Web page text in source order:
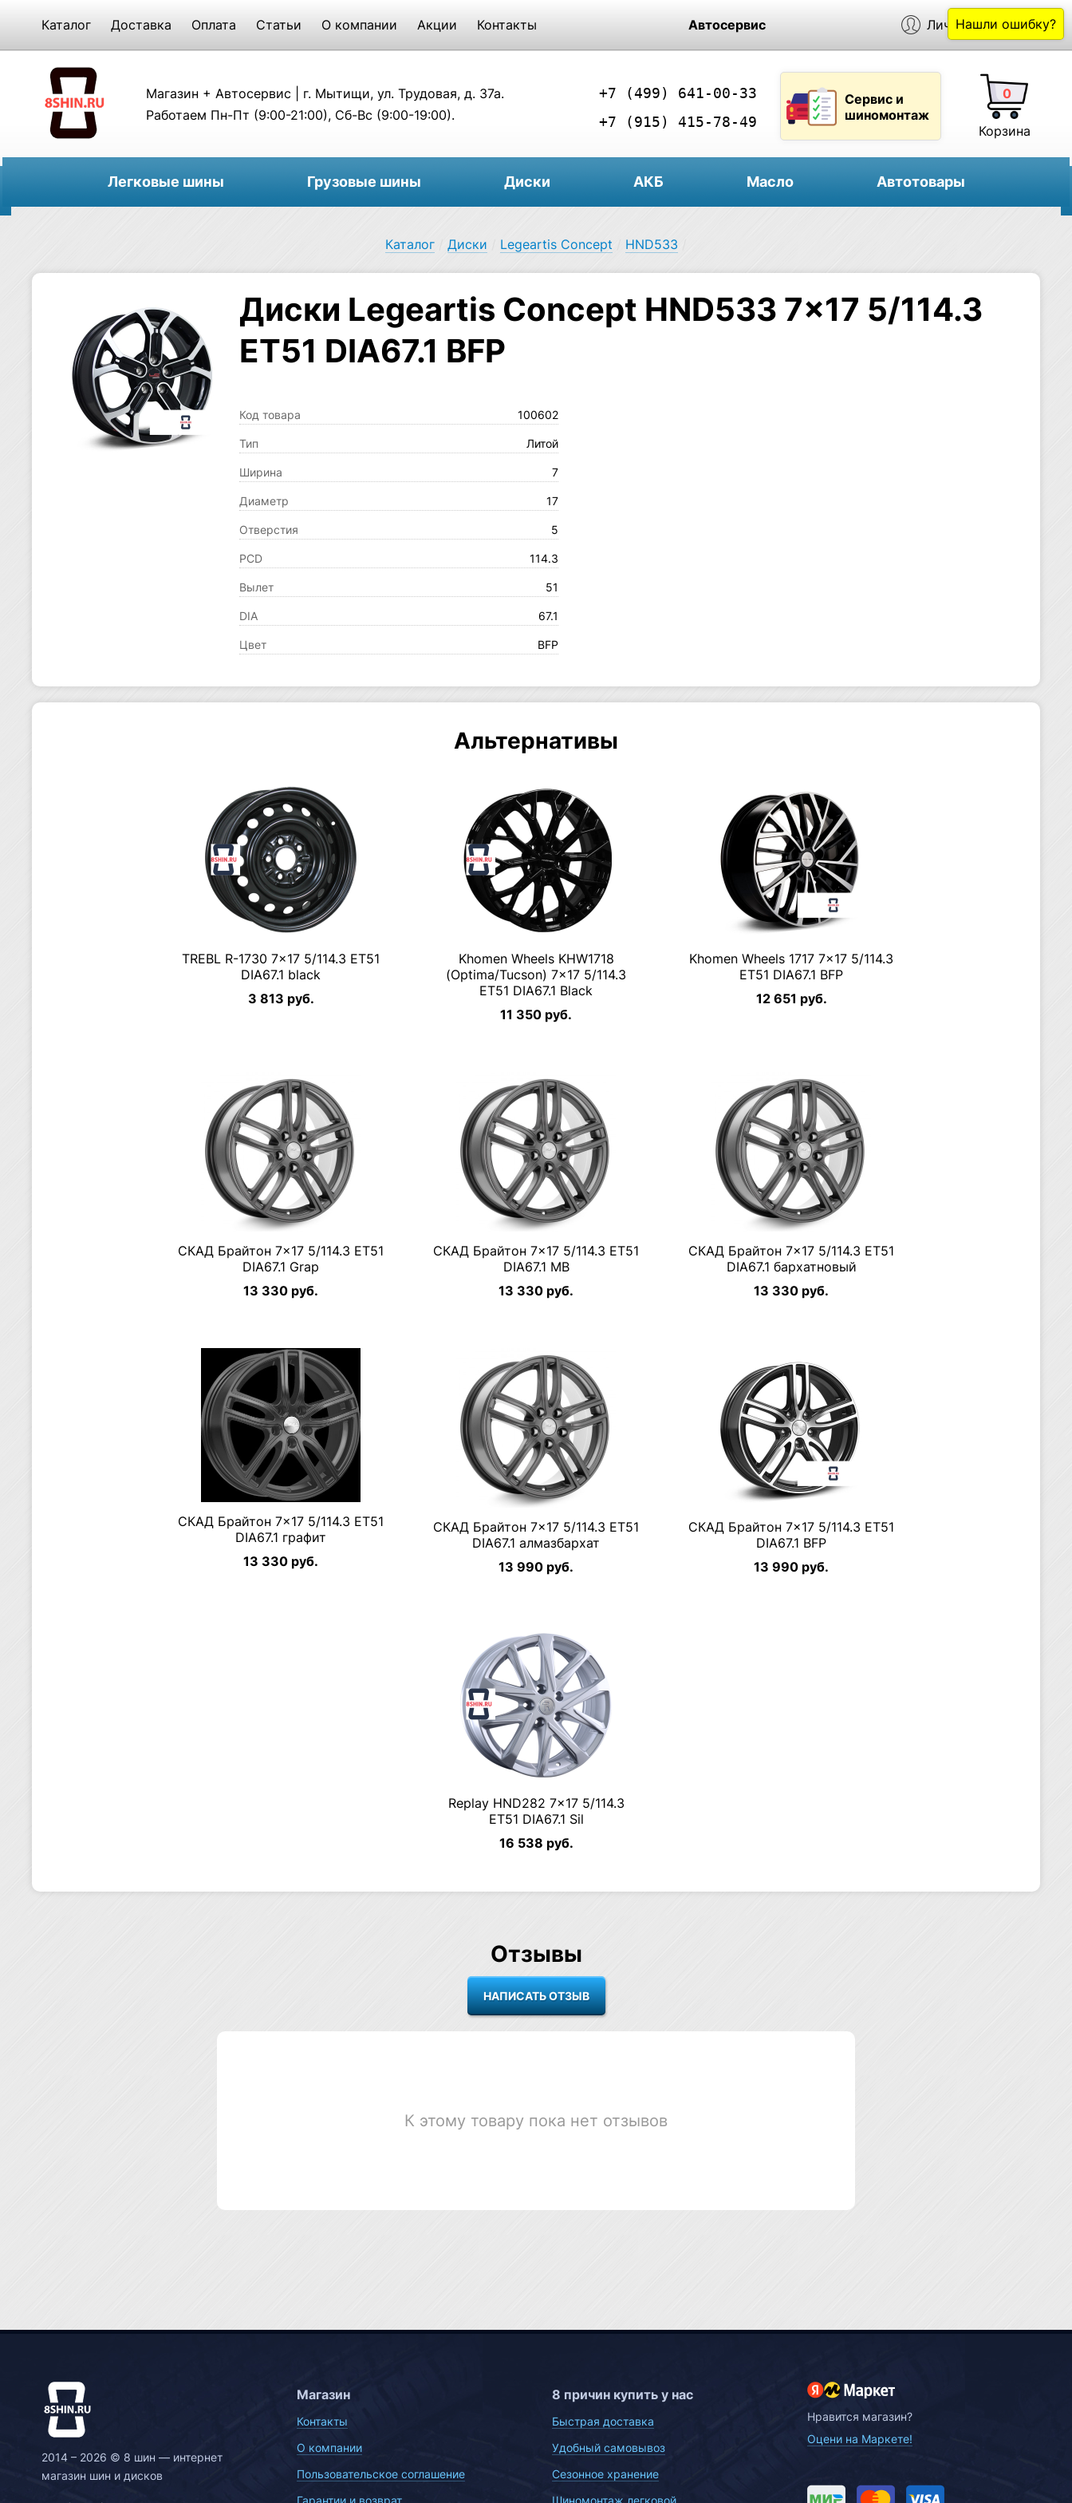
Каталог Доставка Оплата Статьи О компании Акции Контакты Автосервис Личный кабинет
Магазин + Автосервис | г. Мытищи, ул. Трудовая, д. 37а.
Работаем Пн-Пт (9:00-21:00), Сб-Вс (9:00-19:00).
+7 (499) 641-00-33
+7 (915) 415-78-49
Сервис и
шиномонтаж
0
Корзина
Легковые шины Грузовые шины Диски АКБ Масло Автотовары
Каталог Диски Legeartis Concept HND533
Диски Legeartis Concept HND533 7×17 5/114.3
ET51 DIA67.1 BFP
Код товара 100602
Тип Литой
Ширина 7
Диаметр 17
Отверстия 5
PCD 114.3
Вылет 51
DIA 67.1
Цвет BFP
Альтернативы
TREBL R-1730 7×17 5/114.3 ET51
DIA67.1 black
3 813 руб.
Khomen Wheels KHW1718
(Optima/Tucson) 7×17 5/114.3
ET51 DIA67.1 Black
11 350 руб.
Khomen Wheels 1717 7×17 5/114.3
ET51 DIA67.1 BFP
12 651 руб.
СКАД Брайтон 7×17 5/114.3 ET51
DIA67.1 Grap
13 330 руб.
СКАД Брайтон 7×17 5/114.3 ET51
DIA67.1 MB
13 330 руб.
СКАД Брайтон 7×17 5/114.3 ET51
DIA67.1 бархатновый
13 330 руб.
СКАД Брайтон 7×17 5/114.3 ET51
DIA67.1 графит
13 330 руб.
СКАД Брайтон 7×17 5/114.3 ET51
DIA67.1 алмазбархат
13 990 руб.
СКАД Брайтон 7×17 5/114.3 ET51
DIA67.1 BFP
13 990 руб.
Replay HND282 7×17 5/114.3
ET51 DIA67.1 Sil
16 538 руб.
Отзывы
К этому товару пока нет отзывов
2014 – 2026 © 8 шин — интернет
магазин шин и дисков
Магазин
Контакты
О компании
Пользовательское соглашение
Гарантии и возврат
8 причин купить у нас
Быстрая доставка
Удобный самовывоз
Сезонное хранение
Шиномонтаж легковой
Нравится магазин?
Оцени на Маркете!
Нашли ошибку?